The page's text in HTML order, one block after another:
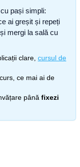
pași simpli:
ai greșit și repeți
mergi la sală cu
clare, cursul de
ce mai ai de
până fixezi